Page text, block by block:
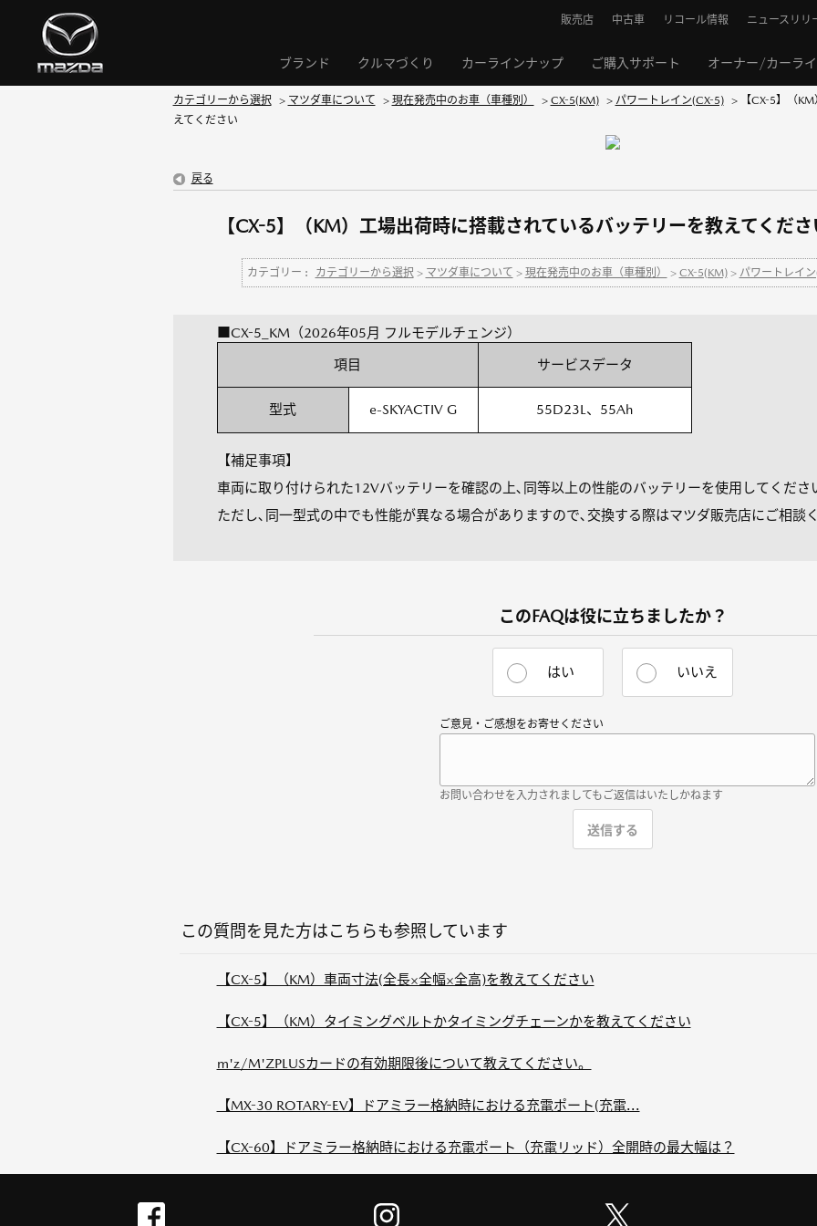
ブランド クルマづくり カーラインナップ ご購入サポート オーナー/カーラ
販売店 中古車 リコール情報 ニュースリリ
カテゴリーから選択 > マツダ車について > 現在発売中のお車（車種別） > CX-5(KM) > パワートレイン(CX-5) >
【CX-5】（
えてください
戻る
【CX-5】（KM）工場出荷時に搭載されているバッテリーを教えてくださ
カテゴリー : カテゴリーから選択 > マツダ車について > 現在発売中のお車（車種別） > CX-5(KM)> パワートレイ
■CX-5_KM（2026年05月 フルモデルチェンジ）
項目 サービスデータ
型式 e-SKYACTIV G 55D23L、55Ah
【補足事項】
車両に取り付けられた12Vバッテリーを確認の上､同等以上の性能のバッテリーを使用してくださ
ただし､同一型式の中でも性能が異なる場合がありますので､交換する際はマツダ販売店にご相談く
このFAQは役に立ちましたか？
はい いいえ
ご意見・ご感想をお寄せください
お問い合わせを入力されましてもご返信はいたしかねます
この質問を見た方はこちらも参照しています
【CX-5】（KM）車両寸法(全長×全幅×全高)を教えてください
【CX-5】（KM）タイミングベルトかタイミングチェーンかを教えてください
m'z/M'ZPLUSカードの有効期限後について教えてください。
【MX-30 ROTARY-EV】ドアミラー格納時における充電ポート(充電...
【CX-60】ドアミラー格納時における充電ポート（充電リッド）全開時の最大幅は？